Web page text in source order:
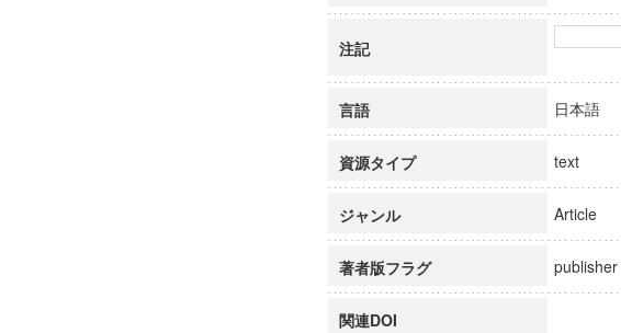
注記
言語 日本語
資源タイプ text
ジャンル Article
著者版フラグ
関連DOI